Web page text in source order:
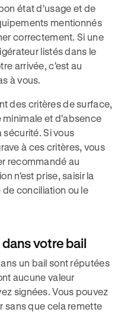
état d'usage et de
mentionnés
correctement. Si une
listés dans le
arrivée, c'est au
à vous.
des critères de surface,
et d'absence
sécurité. Si vous
à ces critères, vous
recommandé au
n'est prise, saisir la
conciliation ou le
votre bail
un bail sont réputées
aucune valeur
signées. Vous pouvez
sans que cela remette